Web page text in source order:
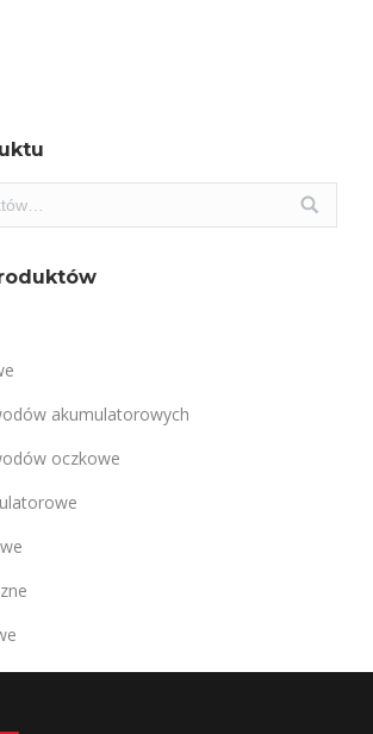
akumulatorowych
oczkowe